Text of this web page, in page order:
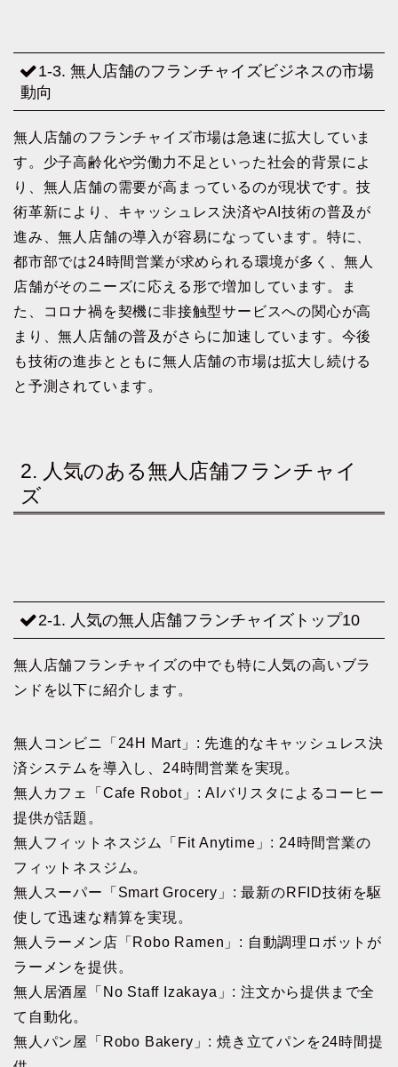
1-3. 無人店舗のフランチャイズビジネスの市場
動向
無人店舗のフランチャイズ市場は急速に拡大していま
す。少子高齢化や労働力不足といった社会的背景によ
り、無人店舗の需要が高まっているのが現状です。技
術革新により、キャッシュレス決済やAI技術の普及が
進み、無人店舗の導入が容易になっています。特に、
都市部では24時間営業が求められる環境が多く、無人
店舗がそのニーズに応える形で増加しています。ま
た、コロナ禍を契機に非接触型サービスへの関心が高
まり、無人店舗の普及がさらに加速しています。今後
も技術の進歩とともに無人店舗の市場は拡大し続ける
と予測されています。
2. 人気のある無人店舗フランチャイ
ズ
2-1. 人気の無人店舗フランチャイズトップ10
無人店舗フランチャイズの中でも特に人気の高いブラ
ンドを以下に紹介します。
無人コンビニ「24H Mart」: 先進的なキャッシュレス決
済システムを導入し、24時間営業を実現。
無人カフェ「Cafe Robot」: AIバリスタによるコーヒー
提供が話題。
無人フィットネスジム「Fit Anytime」: 24時間営業の
フィットネスジム。
無人スーパー「Smart Grocery」: 最新のRFID技術を駆
使して迅速な精算を実現。
無人ラーメン店「Robo Ramen」: 自動調理ロボットが
ラーメンを提供。
無人居酒屋「No Staff Izakaya」: 注文から提供まで全
て自動化。
無人パン屋「Robo Bakery」: 焼き立てパンを24時間提